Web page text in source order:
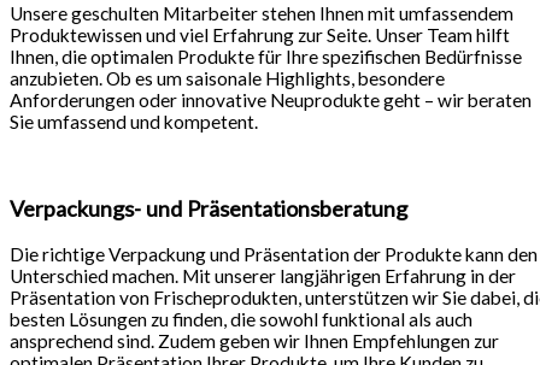
Unsere geschulten Mitarbeiter stehen Ihnen mit umfassendem
Produktewissen und viel Erfahrung zur Seite. Unser Team hilft
Ihnen, die optimalen Produkte für Ihre spezifischen Bedürfnisse
anzubieten. Ob es um saisonale Highlights, besondere
Anforderungen oder innovative Neuprodukte geht – wir beraten
Sie umfassend und kompetent.
Verpackungs- und Präsentationsberatung
Die richtige Verpackung und Präsentation der Produkte kann den
Unterschied machen. Mit unserer langjährigen Erfahrung in der
Präsentation von Frischeprodukten, unterstützen wir Sie dabei,
besten Lösungen zu finden, die sowohl funktional als auch
ansprechend sind. Zudem geben wir Ihnen Empfehlungen zur